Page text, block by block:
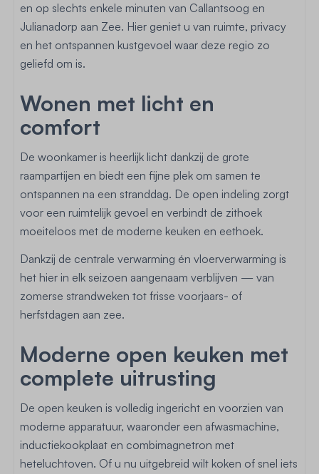
en op slechts enkele minuten van Callantsoog en
Julianadorp aan Zee. Hier geniet u van ruimte, privacy
en het ontspannen kustgevoel waar deze regio zo
geliefd om is.
Wonen met licht en
comfort
De woonkamer is heerlijk licht dankzij de grote
raampartijen en biedt een fijne plek om samen te
ontspannen na een stranddag. De open indeling zorgt
voor een ruimtelijk gevoel en verbindt de zithoek
moeiteloos met de moderne keuken en eethoek.
Dankzij de centrale verwarming én vloerverwarming is
het hier in elk seizoen aangenaam verblijven — van
zomerse strandweken tot frisse voorjaars- of
herfstdagen aan zee.
Moderne open keuken met
complete uitrusting
De open keuken is volledig ingericht en voorzien van
moderne apparatuur, waaronder een afwasmachine,
inductiekookplaat en combimagnetron met
heteluchtoven. Of u nu uitgebreid wilt koken of snel iets